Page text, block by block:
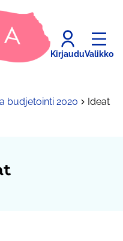
KirjauduValikko
budjetointi 2020 Ideat